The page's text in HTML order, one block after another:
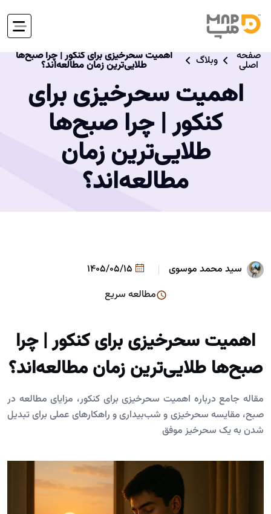
صفحه
اصلی وبلاگ اهمیت سحرخیزی برای کنکور | چرا صبح‌ها
طلایی‌ترین زمان مطالعه‌اند؟
اهمیت سحرخیزی برای
کنکور | چرا صبح‌ها
طلایی‌ترین زمان
مطالعه‌اند؟
سید محمد موسوی
مطالعه سریع
اهمیت سحرخیزی برای کنکور | چرا
صبح‌ها طلایی‌ترین زمان مطالعه‌اند؟
مقاله جامع درباره اهمیت سحرخیزی برای کنکور، مزایای مطالعه در
صبح، مقایسه سحرخیزی و شب‌بیداری و راهکارهای عملی برای تبدیل
شدن به یک سحرخیز موفق